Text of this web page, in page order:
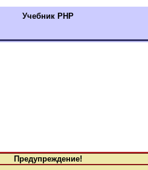
Учебник РНР
Предупреждение!